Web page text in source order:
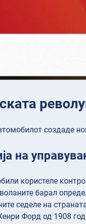
создаде
на
користеле
барал
седеле на
Форд од 1908